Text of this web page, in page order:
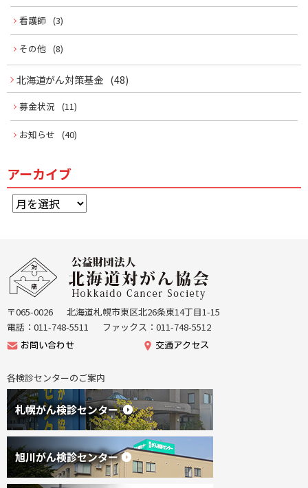
看護師 (3)
その他 (8)
北海道がん対策基金 (48)
募金状況 (11)
お知らせ (40)
アーカイブ
ア
ー
機
メ
ュ
ー
へ
戻
団
〒065-0026
北海道札幌市東区北26条東14丁目1-15
電話：011-748-5511
ファックス：011-748-5512
お問い合わせ 交通アクセス
各検診センターのご案内